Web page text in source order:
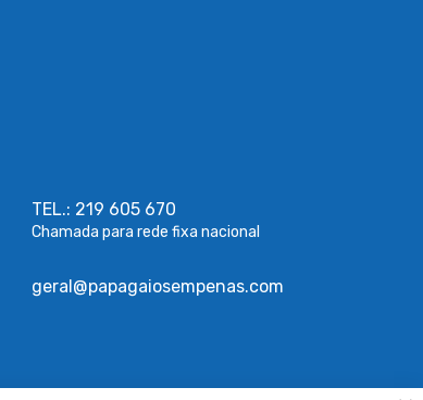
TEL.: 219 605 670
Chamada para rede fixa nacional
geral@papagaiosempenas.com